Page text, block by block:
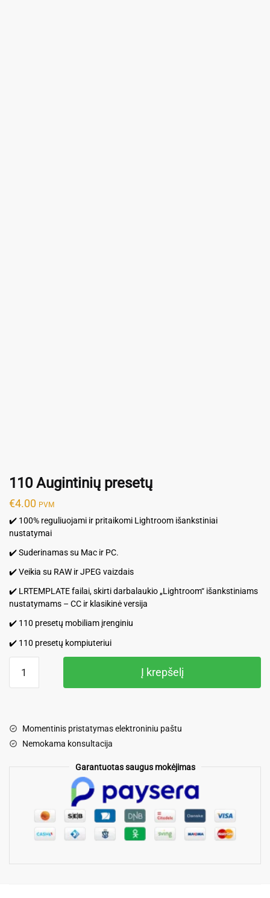
110 Augintinių presetų
€4.00 PVM
✔️ 100% reguliuojami ir pritaikomi Lightroom išankstiniai
nustatymai
✔️ Suderinamas su Mac ir PC.
✔️ Veikia su RAW ir JPEG vaizdais
✔️ LRTEMPLATE failai, skirti darbalaukio „Lightroom“ išankstiniams
nustatymams – CC ir klasikinė versija
✔️ 110 presetų mobiliam įrenginiu
✔️ 110 presetų kompiuteriui
kiekis:
Į krepšelį
Momentinis pristatymas elektroniniu paštu
Nemokama konsultacija
Garantuotas saugus mokėjimas